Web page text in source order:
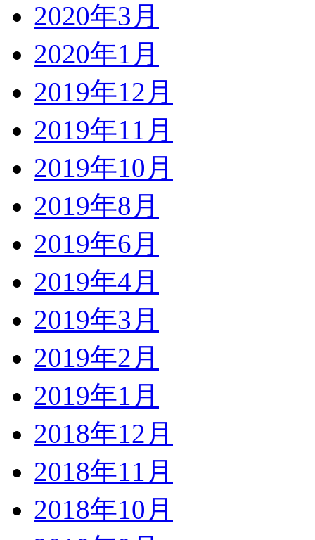
2020年3月
2020年1月
2019年12月
2019年11月
2019年10月
2019年8月
2019年6月
2019年4月
2019年3月
2019年2月
2019年1月
2018年12月
2018年11月
2018年10月